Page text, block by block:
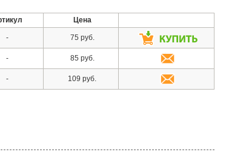
Цена
- 75 руб.
- 85 руб.
- 109 руб.